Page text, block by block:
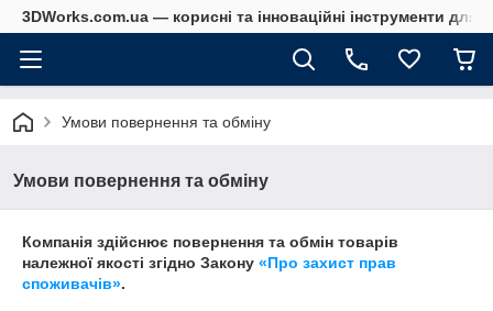
3DWorks.com.ua — корисні та інноваційні інструменти для
Умови повернення та обміну
Умови повернення та обміну
Компанія здійснює повернення та обмін товарів
належної якості згідно Закону «Про захист прав
споживачів».